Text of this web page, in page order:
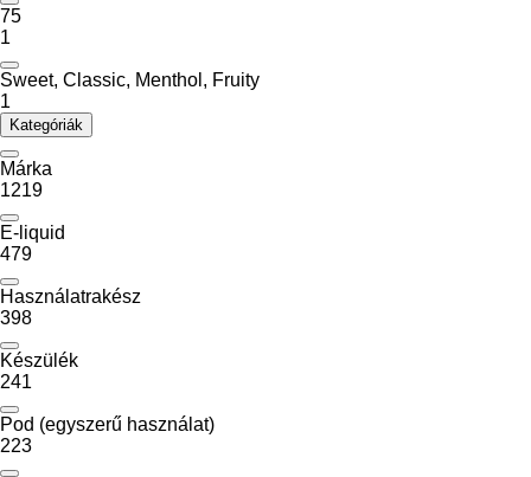
75
1
Sweet, Classic, Menthol, Fruity
1
Kategóriák
Márka
1219
E-liquid
479
Használatrakész
398
Készülék
241
Pod (egyszerű használat)
223